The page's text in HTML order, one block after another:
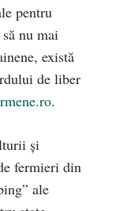
pentru
nu mai
există
de liber
.
și
fermieri din
ale